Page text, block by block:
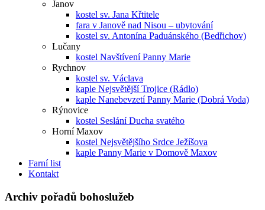
Janov
kostel sv. Jana Křtitele
fara v Janově nad Nisou – ubytování
kostel sv. Antonína Paduánského (Bedřichov)
Lučany
kostel Navštívení Panny Marie
Rychnov
kostel sv. Václava
kaple Nejsvětější Trojice (Rádlo)
kaple Nanebevzetí Panny Marie (Dobrá Voda)
Rýnovice
kostel Seslání Ducha svatého
Horní Maxov
kostel Nejsvětějšího Srdce Ježíšova
kaple Panny Marie v Domově Maxov
Farní list
Kontakt
Archiv pořadů bohoslužeb